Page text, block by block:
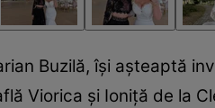
Buzilă, își așteaptă
Viorica și Ioniță de la